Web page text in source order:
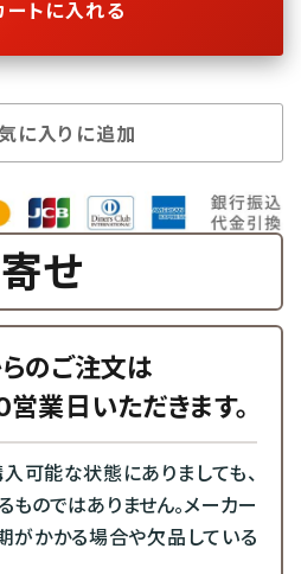
ートに入れる
に入りに追加
せ
のご注文は
業日いただきます。
可能な状態にありましても、
ものではありません。メーカー
がかかる場合や欠品している